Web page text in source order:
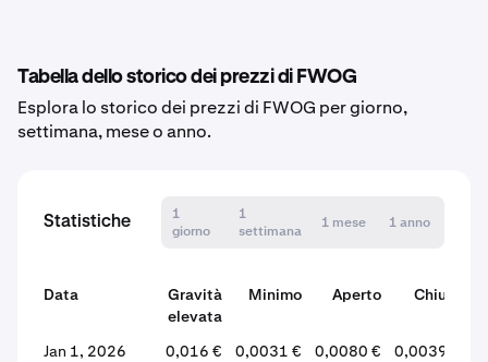
Tabella dello storico dei prezzi di FWOG
Esplora lo storico dei prezzi di FWOG per giorno,
settimana, mese o anno.
Statistiche
1
giorno
1
settimana
1 mese 1 anno
Data
Gravità
elevata
Minimo Aperto
Chiudi
Jan 1, 2026
0,016 € 0,0031 € 0,0080 € 0,0039 €